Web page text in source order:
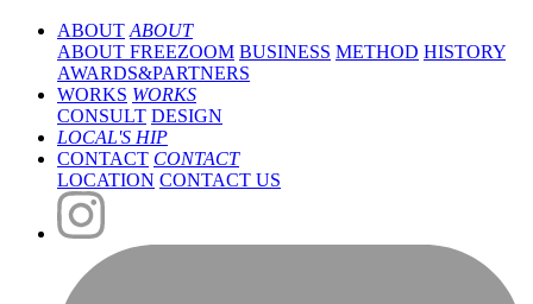
ABOUT ABOUT
ABOUT FREEZOOM BUSINESS METHOD HISTORY
AWARDS&PARTNERS
WORKS WORKS
CONSULT DESIGN
LOCAL'S HIP
CONTACT CONTACT
LOCATION CONTACT US